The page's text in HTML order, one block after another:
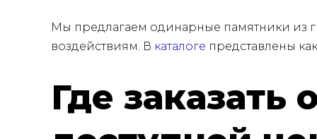
Мы предлагаем одинарные памятники из
воздействиям. В каталоге представлены
Где